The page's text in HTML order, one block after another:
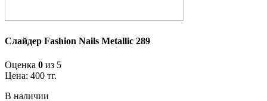
Слайдер Fashion Nails Metallic 289
Оценка 0 из 5
Цена: 400 тг.
В наличии